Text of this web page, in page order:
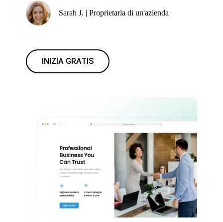
Sarah J. | Proprietaria di un'azienda
INIZIA GRATIS